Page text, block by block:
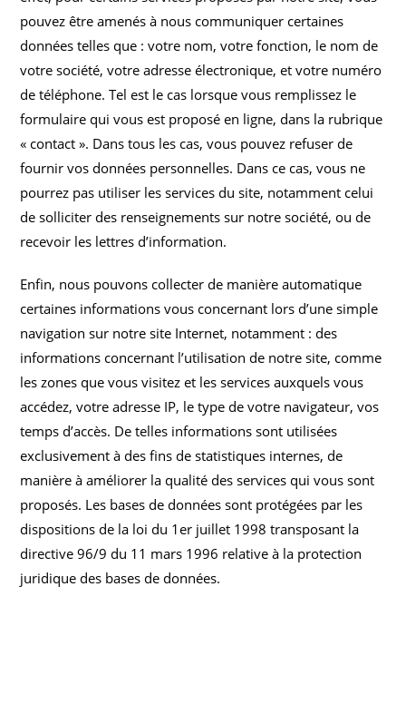
pouvez être amenés à nous communiquer certaines
données telles que : votre nom, votre fonction, le nom de
votre société, votre adresse électronique, et votre numéro
de téléphone. Tel est le cas lorsque vous remplissez le
formulaire qui vous est proposé en ligne, dans la rubrique
« contact ». Dans tous les cas, vous pouvez refuser de
fournir vos données personnelles. Dans ce cas, vous ne
pourrez pas utiliser les services du site, notamment celui
de solliciter des renseignements sur notre société, ou de
recevoir les lettres d’information.
Enfin, nous pouvons collecter de manière automatique
certaines informations vous concernant lors d’une simple
navigation sur notre site Internet, notamment : des
informations concernant l’utilisation de notre site, comme
les zones que vous visitez et les services auxquels vous
accédez, votre adresse IP, le type de votre navigateur, vos
temps d’accès. De telles informations sont utilisées
exclusivement à des fins de statistiques internes, de
manière à améliorer la qualité des services qui vous sont
proposés. Les bases de données sont protégées par les
dispositions de la loi du 1er juillet 1998 transposant la
directive 96/9 du 11 mars 1996 relative à la protection
juridique des bases de données.